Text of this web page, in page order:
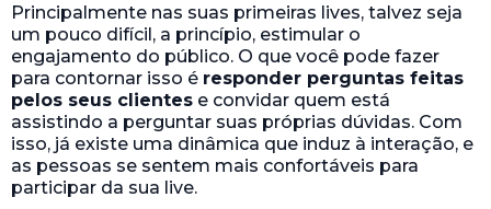
Principalmente nas suas primeiras lives, talvez seja
um pouco difícil, a princípio, estimular o
engajamento do público. O que você pode fazer
para contornar isso é responder perguntas feitas
pelos seus clientes e convidar quem está
assistindo a perguntar suas próprias dúvidas. Com
isso, já existe uma dinâmica que induz à interação, e
as pessoas se sentem mais confortáveis para
participar da sua live.